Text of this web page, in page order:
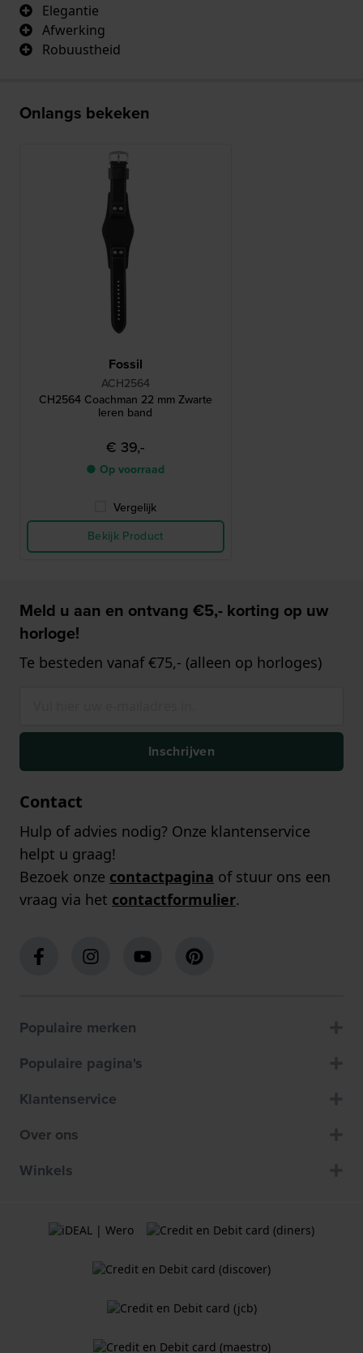
Elegantie
Afwerking
Robuustheid
Onlangs bekeken
Fossil
ACH2564
CH2564 Coachman 22 mm Zwarte
leren band
€ 39,-
● Op voorraad
Vergelijk
Bekijk Product
Meld u aan en ontvang €5,- korting op uw
horloge!
Te besteden vanaf €75,- (alleen op horloges)
Inschrijven
Contact
Hulp of advies nodig? Onze klantenservice
helpt u graag!
Bezoek onze contactpagina of stuur ons een
vraag via het contactformulier.
Populaire merken
Populaire pagina's
Klantenservice
Over ons
Winkels